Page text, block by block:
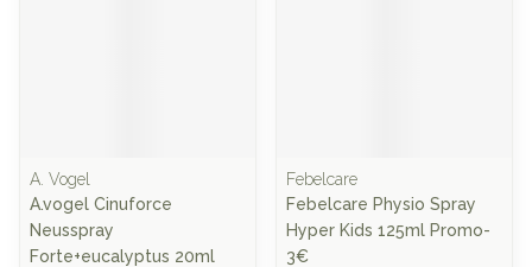
A. Vogel
A.vogel Cinuforce
Neusspray
Forte+eucalyptus 20ml
Febelcare
Febelcare Physio Spray
Hyper Kids 125ml Promo-
3€